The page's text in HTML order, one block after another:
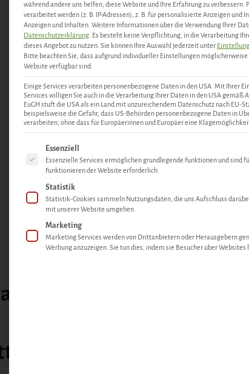
Wildschwein Keule ohne Knochen
ab17,94€
ZUM PRODUKT
mit
während andere uns helfen, diese Website und Ihre Erfahrung zu verbessern.
verarbeitet werden (z. B. IP-Adressen), z. B. für personalisierte Anzeigen und
Anzeigen und Inhalten. Weitere Informationen über die Verwendung Ihrer
Datenschutzerklärung Es besteht keine Verpflichtung, in die Verarbeitung
dieses Angebot zu nutzen. Sie können Ihre Auswahl jederzeit unter
Bitte beachten Sie, dass aufgrund individueller Einstellungen
Website verfügbar sind.
Einige Services verarbeiten personenbezogene Daten in den USA. Mit Ihrer
Services willigen Sie auch in die Verarbeitung Ihrer Daten in den USA gemäß
EuGH stuft die USA als ein Land mit unzureichendem Datenschutz nach EU-
beispielsweise die Gefahr, dass US-Behörden personenbezogene Daten in
verarbeiten, ohne dass für Europäerinnen und Europäer eine
Es folgt eine Liste der Service-Gruppen, für die eine
Essenziell
Essenzielle Services ermöglichen grundlegende Funktionen und sind
Funktionieren der Website erforderlich.
Statistik
Statistik-Cookies sammeln Nutzungsdaten, die uns Aufschluss
mit unserer Website umgehen.
Marketing
Marketing Services werden von Drittanbietern oder Herausgebern
Werbung anzuzeigen. Sie tun dies, indem sie Besucher über Websites